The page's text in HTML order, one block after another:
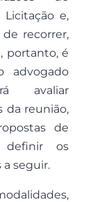
e,
recorrer,
portanto, é
advogado
avaliar
da reunião,
de
definir os
a seguir.